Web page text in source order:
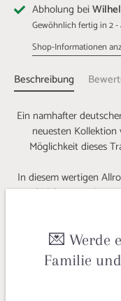
Abholung bei
Gewöhnlich fertig in 2 -
Shop-Informationen
Beschreibung
Ein namhafter
neuesten
Möglichkeit dieses
In diesem wertigen
und Viskose zu einem
edlem Lüster.
einen
allerhöchsten
Röcke, Tuniken,
Die Farbe
💌 Werde
Familie